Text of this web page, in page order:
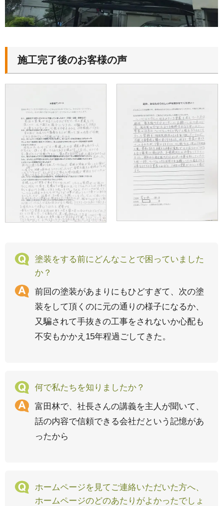
施工完了後のお客様の声
塗装をする前にどんなことで困っていました
か？
前回の塗装があまりにもひどすぎて、次の塗
装をして頂くのに元の通りの様子になるか、
又騙されて手抜きの工事をされないか心配も
不安もかかえ15年程過ごしてきた。
何で私たちを知りましたか？
富田林で、社長さんの講義を主人が聞いて、
話の内容で信頼できる会社だという記憶があ
ったから
ホームページを見てご連絡いただいた方へ、
ホームページのどのあたりがよかったでしょ